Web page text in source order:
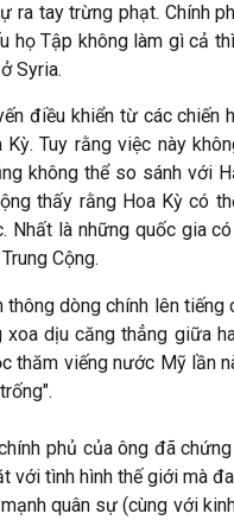
ra tay trừng phạt. Chính
họ Tập không làm gì cả
Syria.
điều khiển từ các chiến
Tuy rằng việc này
không thể so sánh với
thấy rằng Hoa Kỳ có
Nhất là những quốc gia
Cộng.
dòng chính lên
dịu căng thẳng giữa
thăm viếng nước Mỹ lần
phủ của ông đã
với tình hình thế giới mà
quân sự (cùng với